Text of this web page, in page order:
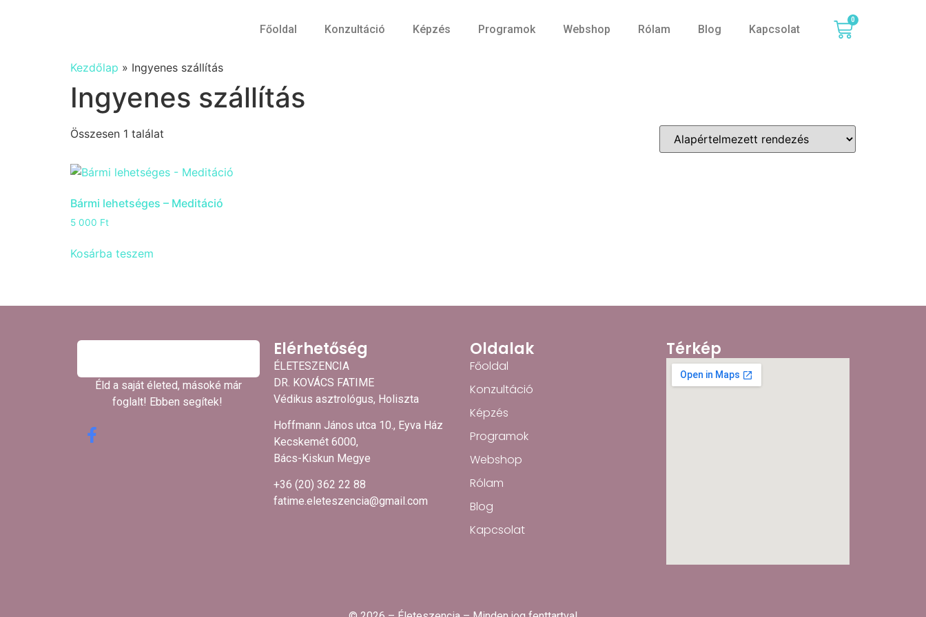
Főoldal Konzultáció Képzés Programok Webshop Rólam Blog Kapcsolat
0
Kezdőlap » Ingyenes szállítás
Ingyenes szállítás
Összesen 1 találat
Bármi lehetséges – Meditáció
5 000 Ft
Kosárba teszem
Éld a saját életed, másoké már
foglalt! Ebben segítek! ​
Elérhetőség
ÉLETESZENCIA
DR. KOVÁCS FATIME
Védikus asztrológus, Holiszta
Hoffmann János utca 10., Eyva Ház
Kecskemét 6000,
Bács-Kiskun Megye
+36 (20) 362 22 88
fatime.eleteszencia@gmail.com
Oldalak
Főoldal
Konzultáció
Képzés
Programok
Webshop
Rólam
Blog
Kapcsolat
Térkép